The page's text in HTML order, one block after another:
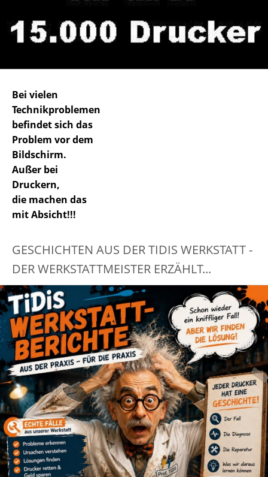
Bei vielen
Technikproblemen
befindet sich das
Problem vor dem
Bildschirm.
Außer bei
Druckern,
die machen das
mit Absicht!!!
GESCHICHTEN AUS DER TIDIS WERKSTATT -
DER WERKSTATTMEISTER ERZÄHLT...